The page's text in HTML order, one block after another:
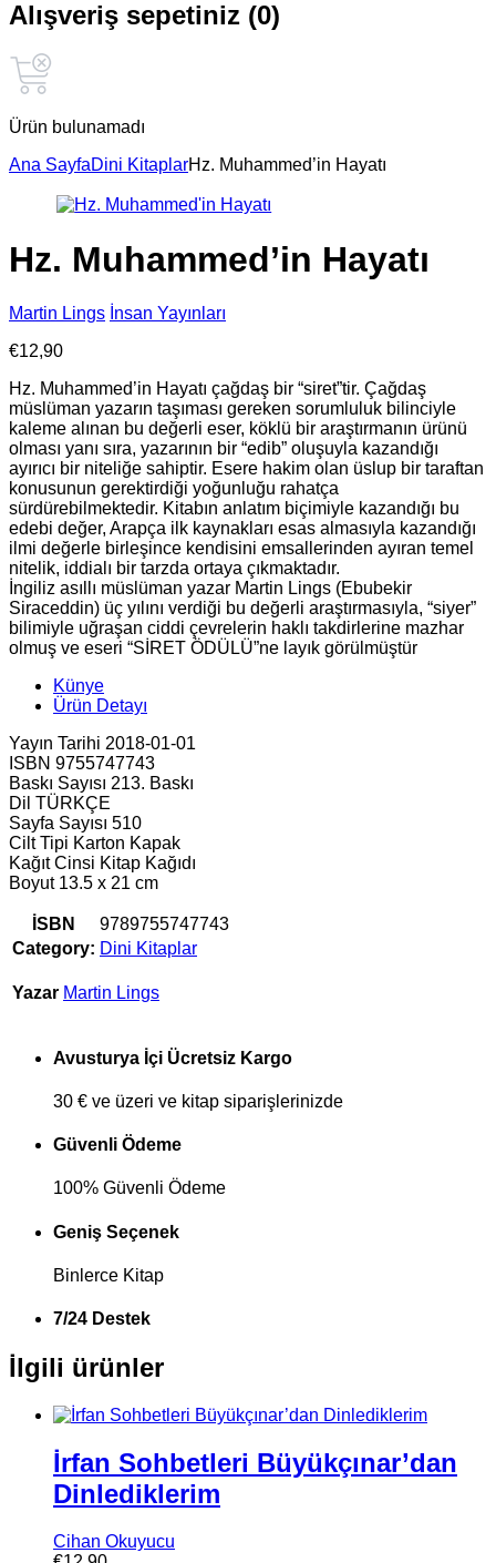
Alışveriş sepetiniz (0)
Ürün bulunamadı
Ana SayfaDini KitaplarHz. Muhammed’in Hayatı
Hz. Muhammed’in Hayatı
Martin Lings İnsan Yayınları
€12,90
Hz. Muhammed’in Hayatı çağdaş bir “siret”tir. Çağdaş
müslüman yazarın taşıması gereken sorumluluk bilinciyle
kaleme alınan bu değerli eser, köklü bir araştırmanın ürünü
olması yanı sıra, yazarının bir “edib” oluşuyla kazandığı
ayırıcı bir niteliğe sahiptir. Esere hakim olan üslup bir taraftan
konusunun gerektirdiği yoğunluğu rahatça
sürdürebilmektedir. Kitabın anlatım biçimiyle kazandığı bu
edebi değer, Arapça ilk kaynakları esas almasıyla kazandığı
ilmi değerle birleşince kendisini emsallerinden ayıran temel
nitelik, iddialı bir tarzda ortaya çıkmaktadır.
İngiliz asıllı müslüman yazar Martin Lings (Ebubekir
Siraceddin) üç yılını verdiği bu değerli araştırmasıyla, “siyer”
bilimiyle uğraşan ciddi çevrelerin haklı takdirlerine mazhar
olmuş ve eseri “SİRET ÖDÜLÜ”ne layık görülmüştür
Künye
Ürün Detayı
Yayın Tarihi 2018-01-01
ISBN 9755747743
Baskı Sayısı 213. Baskı
Dil TÜRKÇE
Sayfa Sayısı 510
Cilt Tipi Karton Kapak
Kağıt Cinsi Kitap Kağıdı
Boyut 13.5 x 21 cm
İSBN
9789755747743
Category: Dini Kitaplar
Yazar Martin Lings
Avusturya İçi Ücretsiz Kargo
30 € ve üzeri ve kitap siparişlerinizde
Güvenli Ödeme
100% Güvenli Ödeme
Geniş Seçenek
Binlerce Kitap
7/24 Destek
İlgili ürünler
İrfan Sohbetleri Büyükçınar’dan
Dinlediklerim
Cihan Okuyucu